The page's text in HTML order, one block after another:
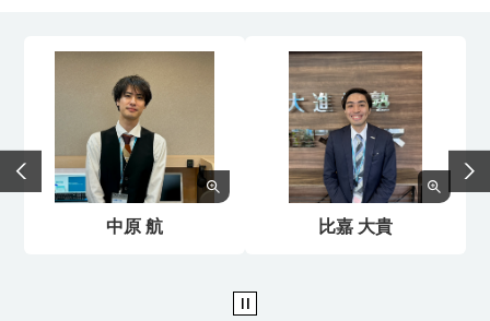
中原 航 比嘉 大貴